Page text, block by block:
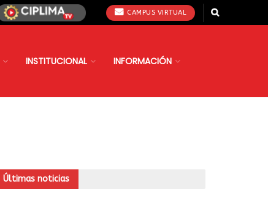
CAMPUS VIRTUAL
INSTITUCIONAL INFORMACIÓN
Últimas noticias